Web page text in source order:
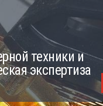
техники и
экспертиза